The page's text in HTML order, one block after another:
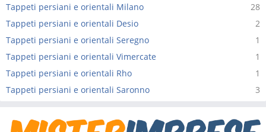
28
Tappeti persiani e orientali Milano
2
Tappeti persiani e orientali Desio
1
Tappeti persiani e orientali Seregno
1
Tappeti persiani e orientali Vimercate
1
Tappeti persiani e orientali Rho
3
Tappeti persiani e orientali Saronno